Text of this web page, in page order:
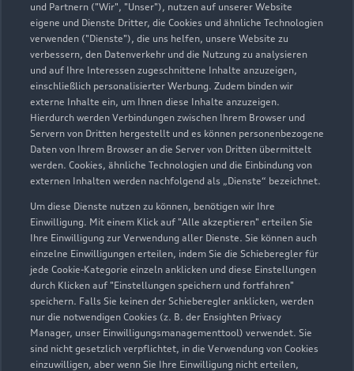
und Partnern ("Wir", "Unser"), nutzen auf unserer Website
eigene und Dienste Dritter, die Cookies und ähnliche Technologien
verwenden ("Dienste"), die uns helfen, unsere Website zu
verbessern, den Datenverkehr und die Nutzung zu analysieren
und auf Ihre Interessen zugeschnittene Inhalte anzuzeigen,
einschließlich personalisierter Werbung. Zudem binden wir
externe Inhalte ein, um Ihnen diese Inhalte anzuzeigen.
Hierdurch werden Verbindungen zwischen Ihrem Browser und
Servern von Dritten hergestellt und es können personenbezogene
Daten von Ihrem Browser an die Server von Dritten übermittelt
werden. Cookies, ähnliche Technologien und die Einbindung von
externen Inhalten werden nachfolgend als „Dienste“ bezeichnet.
Um diese Dienste nutzen zu können, benötigen wir Ihre
Einwilligung. Mit einem Klick auf "Alle akzeptieren" erteilen Sie
Ihre Einwilligung zur Verwendung aller Dienste. Sie können auch
einzelne Einwilligungen erteilen, indem Sie die Schieberegler für
jede Cookie-Kategorie einzeln anklicken und diese Einstellungen
durch Klicken auf "Einstellungen speichern und fortfahren"
speichern. Falls Sie keinen der Schieberegler anklicken, werden
nur die notwendigen Cookies (z. B. der Ensighten Privacy
Manager, unser Einwilligungsmanagementtool) verwendet. Sie
sind nicht gesetzlich verpflichtet, in die Verwendung von Cookies
einzuwilligen, aber wenn Sie Ihre Einwilligung nicht erteilen,
Verkauf
Geöffnet bis18:00
Zur Reparatur